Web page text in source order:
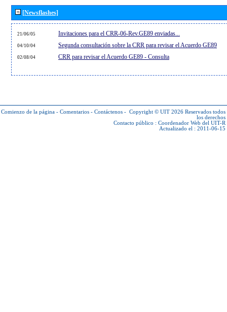
[Newsflashes]
21/06/05 Invitaciones para el CRR-06-Rev.GE89 enviadas...
04/10/04 Segunda consultación sobre la CRR para revisar el Acuerdo GE89
02/08/04 CRR para revisar el Acuerdo GE89 - Consulta
Comienzo de la página - Comentarios - Contáctenos - Copyright © UIT 2026 Reservados todos
los derechos
Contacto público : Coordenador Web del UIT-R
Actualizado el : 2011-06-15